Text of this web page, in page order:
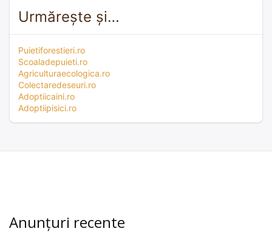
Urmărește și…
Puietiforestieri.ro
Scoaladepuieti.ro
Agriculturaecologica.ro
Colectaredeseuri.ro
Adoptiicaini.ro
Adoptiipisici.ro
Anunțuri recente